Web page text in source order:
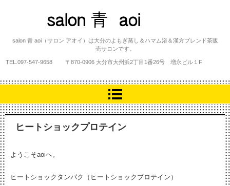
salon 青 aoi
salon 青 aoi（サロン アオイ）は大分のよもぎ蒸し＆ハマム浴＆漢方ブレンド茶販
売サロンです。
TEL. 097-547-9658 〒870-0906 大分市大州浜2丁目1番26号 増永ビル１F
ヒートショックプロテイン
ようこそaoiへ。
ヒートショックタンパク（ヒートショックプロテイン）